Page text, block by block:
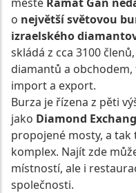
o největší světovou
izraelského
skládá z cca 3100
diamantů a
import a export.
Burza je řízena z pěti
jako Diamond
propojené mosty, a
komplex. Najít zde
místností, ale i
společnosti.